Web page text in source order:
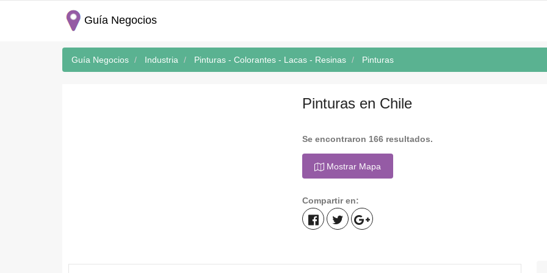
Guía Negocios
Guía Negocios Industria Pinturas - Colorantes - Lacas - Resinas Pinturas
Pinturas en Chile
Se encontraron 166 resultados.
Mostrar Mapa
Compartir en: